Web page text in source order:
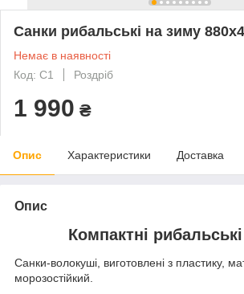
Санки рибальські на зиму
Немає в наявності
Код: С1
Роздріб
1 990 ₴
Опис Характеристики Доставка
Опис
Компактні
Санки-волокуші, виготовлені з пластику,
морозостійкий.